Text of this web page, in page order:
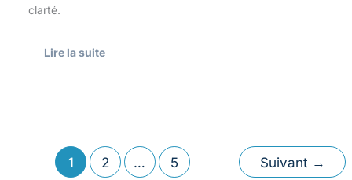
clarté.
Lire la suite
1 2 … 5 Suivant →